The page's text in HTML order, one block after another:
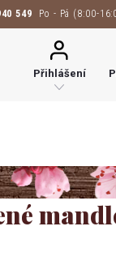
549
Přihlášení